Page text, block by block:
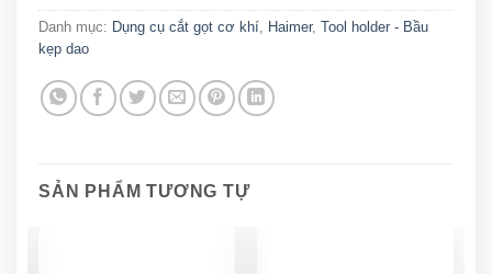
Danh mục: Dụng cụ cắt gọt cơ khí, Haimer, Tool holder - Bầu
kẹp dao
SẢN PHẨM TƯƠNG TỰ